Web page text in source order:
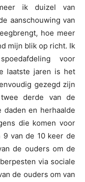
ik duizel van
aanschouwing van
hoe meer
mijn blik op richt. Ik
voor
laatste jaren is het
gezegd zijn
derde van de
daden en herhaalde
die komen voor
van de 10 keer de
de ouders om de
via sociale
de ouders om van